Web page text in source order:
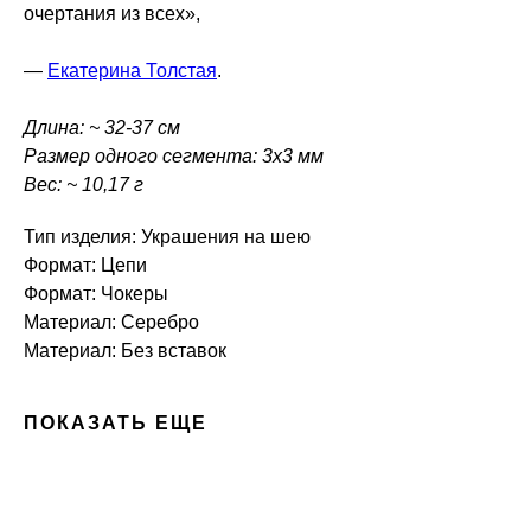
очертания из всех»,
— Екатерина Толстая.
Длина: ~ 32-37 см
Размер одного сегмента: 3х3 мм
Вес: ~ 10,17 г
Тип изделия: Украшения на шею
Формат: Цепи
Формат: Чокеры
Материал: Серебро
Материал: Без вставок
ПОКАЗАТЬ ЕЩЕ